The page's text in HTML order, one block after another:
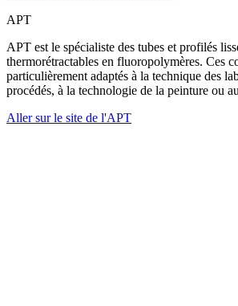
APT
APT est le spécialiste des tubes et profilés
thermorétractables en fluoropolymères. Ces
particulièrement adaptés à la technique des
procédés, à la technologie de la peinture ou
Aller sur le site de l'APT